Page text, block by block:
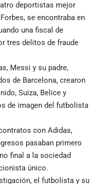
deportistas mejor
se encontraba en
una fiscal de
tres delitos de fraude
Messi y su padre,
de Barcelona, crearon
Suiza, Belice y
de imagen del futbolista
con Adidas,
pasaban primero
final a la sociedad
único.
el futbolista y su